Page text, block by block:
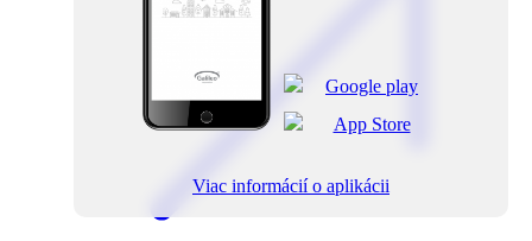
Viac informácií o aplikácii